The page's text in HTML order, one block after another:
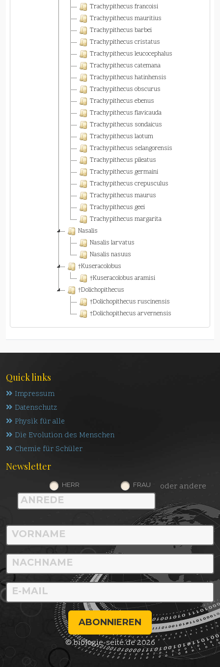
Trachypithecus francoisi
Trachypithecus mauritius
Trachypithecus barbei
Trachypithecus cristatus
Trachypithecus leucocephalus
Trachypithecus catemana
Trachypithecus hatinhensis
Trachypithecus obscurus
Trachypithecus ebenus
Trachypithecus flavicauda
Trachypithecus sondaicus
Trachypithecus laotum
Trachypithecus selangorensis
Trachypithecus pileatus
Trachypithecus germaini
Trachypithecus crepusculus
Trachypithecus maurus
Trachypithecus geei
Trachypithecus margarita
Nasalis
Nasalis larvatus
Nasalis nasuus
†Kuseracolobus
†Kuseracolobus aramisi
†Dolichopithecus
†Dolichopithecus ruscinensis
†Dolichopithecus arvernensis
Quick links
Impressum
Datenschutz
Physik für alle
Die Evolution des Menschen
Chemie für Schüler
Newsletter
HERR FRAU oder andere
ABONNIEREN
© biologie-seite.de 2026